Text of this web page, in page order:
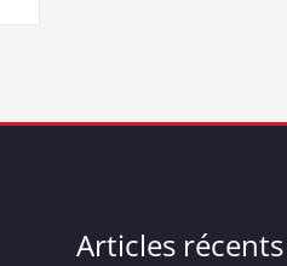
Articles récents